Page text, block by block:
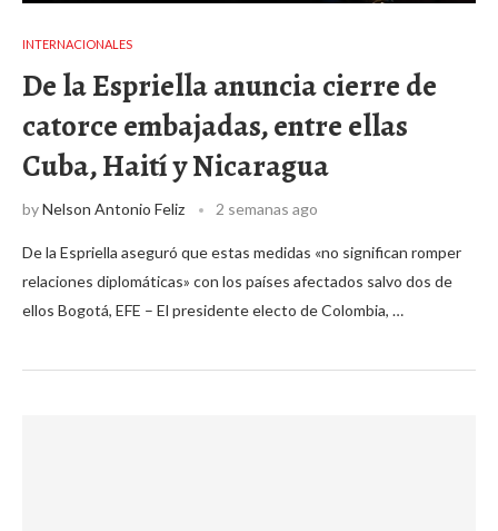
INTERNACIONALES
De la Espriella anuncia cierre de
catorce embajadas, entre ellas
Cuba, Haití y Nicaragua
byNelson Antonio Feliz 2 semanas ago
De la Espriella aseguró que estas medidas «no significan romper
relaciones diplomáticas» con los países afectados salvo dos de
ellos Bogotá, EFE – El presidente electo de Colombia, …